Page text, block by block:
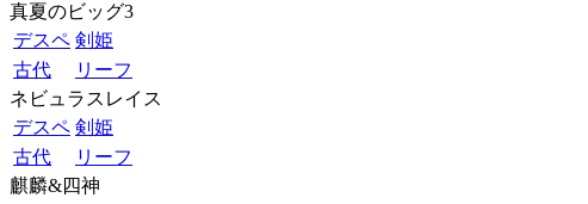
真夏のビッグ3
デスペ 剣姫
古代
リーフ
ネビュラスレイス
デスペ 剣姫
古代
リーフ
麒麟&四神